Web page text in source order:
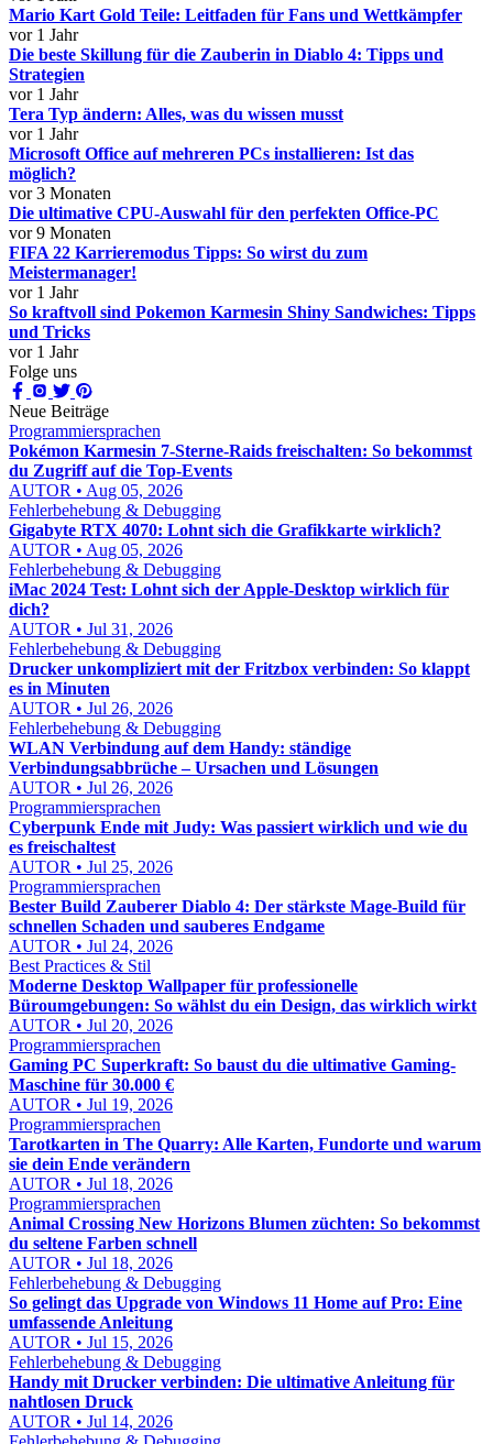
Mario Kart Gold Teile: Leitfaden für Fans und Wettkämpfer
vor 1 Jahr
Die beste Skillung für die Zauberin in Diablo 4: Tipps und
Strategien
vor 1 Jahr
Tera Typ ändern: Alles, was du wissen musst
vor 1 Jahr
Microsoft Office auf mehreren PCs installieren: Ist das
möglich?
vor 3 Monaten
Die ultimative CPU-Auswahl für den perfekten Office-PC
vor 9 Monaten
FIFA 22 Karrieremodus Tipps: So wirst du zum
Meistermanager!
vor 1 Jahr
So kraftvoll sind Pokemon Karmesin Shiny Sandwiches: Tipps
und Tricks
vor 1 Jahr
Folge uns
Neue Beiträge
Programmiersprachen
Pokémon Karmesin 7-Sterne-Raids freischalten: So bekommst
du Zugriff auf die Top-Events
AUTOR • Aug 05, 2026
Fehlerbehebung & Debugging
Gigabyte RTX 4070: Lohnt sich die Grafikkarte wirklich?
AUTOR • Aug 05, 2026
Fehlerbehebung & Debugging
iMac 2024 Test: Lohnt sich der Apple-Desktop wirklich für
dich?
AUTOR • Jul 31, 2026
Fehlerbehebung & Debugging
Drucker unkompliziert mit der Fritzbox verbinden: So klappt
es in Minuten
AUTOR • Jul 26, 2026
Fehlerbehebung & Debugging
WLAN Verbindung auf dem Handy: ständige
Verbindungsabbrüche – Ursachen und Lösungen
AUTOR • Jul 26, 2026
Programmiersprachen
Cyberpunk Ende mit Judy: Was passiert wirklich und wie du
es freischaltest
AUTOR • Jul 25, 2026
Programmiersprachen
Bester Build Zauberer Diablo 4: Der stärkste Mage-Build für
schnellen Schaden und sauberes Endgame
AUTOR • Jul 24, 2026
Best Practices & Stil
Moderne Desktop Wallpaper für professionelle
Büroumgebungen: So wählst du ein Design, das wirklich wirkt
AUTOR • Jul 20, 2026
Programmiersprachen
Gaming PC Superkraft: So baust du die ultimative Gaming-
Maschine für 30.000 €
AUTOR • Jul 19, 2026
Programmiersprachen
Tarotkarten in The Quarry: Alle Karten, Fundorte und warum
sie dein Ende verändern
AUTOR • Jul 18, 2026
Programmiersprachen
Animal Crossing New Horizons Blumen züchten: So bekommst
du seltene Farben schnell
AUTOR • Jul 18, 2026
Fehlerbehebung & Debugging
So gelingt das Upgrade von Windows 11 Home auf Pro: Eine
umfassende Anleitung
AUTOR • Jul 15, 2026
Fehlerbehebung & Debugging
Handy mit Drucker verbinden: Die ultimative Anleitung für
nahtlosen Druck
AUTOR • Jul 14, 2026